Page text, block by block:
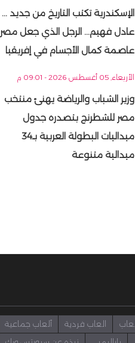
الإسكندرية تكتب التاريخ من جديد ...
عادل فهيم... الرجل الذي جعل مصر
عاصمة كمال الأجسام في إفريقيا
الأربعاء, 05 أغسطس 2026 - 09:01 م
وزير الشباب والرياضة يهنئ منتخب
مصر للشطرنج بتصدره جدول
ميداليات البطولة العربية بـ34
ميدالية متنوعة